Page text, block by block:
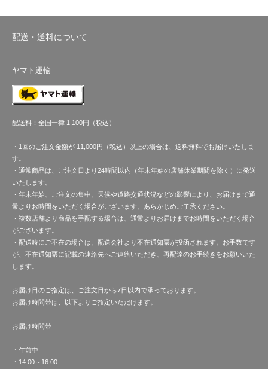
配送・送料について
ヤマト運輸
配送料：全国一律 1,100円（税込）
・1回のご注文金額が 11,000円（税込）以上の場合は、送料無料でお届けいたしま
す。
・通常商品は、ご注文日より24時間以内（年末年始の店舗休業期間を除く）に発送
いたします。
・年末年始、ご注文の集中、天候や道路交通状況などの影響により、お届けまで通
常よりお時間をいただく場合がございます。あらかじめご了承ください。
・複数店舗より商品を手配する場合は、通常よりお届けまでお時間をいただく場合
がございます。
・配送時にご不在の場合は、配送会社より不在通知票が投函されます。お手数です
が、不在通知票に記載の連絡先へご連絡いただき、再配達のお手続きをお願いいた
します。
お届け日のご指定は、ご注文日から7日以内で承っております。
お届け時間帯は、以下よりご指定いただけます。
お届け時間帯
・午前中
・14:00～16:00